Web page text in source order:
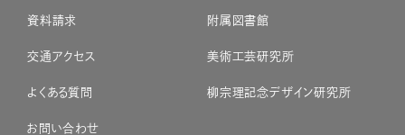
資料請求
交通アクセス
よくある質問
お問い合わせ
附属図書館
美術工芸研究所
柳宗理記念デザイン研究所